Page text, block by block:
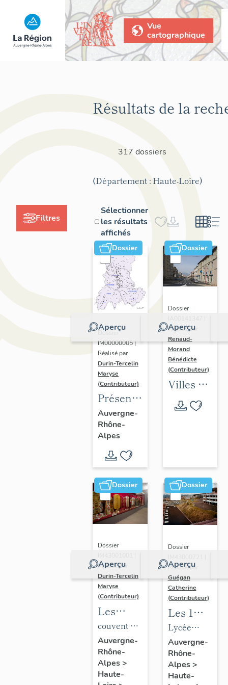
Vue
cartographique
Filtres
Résultats de la
317 dossiers
(Département : Haute-Loire)
Sélectionner
les résultats
affichés
Dossier
Aperçu
Dossier
IM00000005 |
Réalisé par
Durin-Tercelin
Maryse
(Contributeur)
Présentation
de
l’opération
tissus et
ornements
liturgiques
en
Auvergne
Auvergne-
Rhône-
Alpes
Dossier
Aperçu
Dossier
Réalisé par
Renaud-
Morand
Bénédicte
(Contributeur)
Villes en
Auvergne
: les
Dossier
Aperçu
Dossier
Réalisé par
Durin-Tercelin
Maryse
(Contributeur)
Les
ornements
liturgiques
du
musée
couvent de
dominicaines
actuellement
musée dit
Historial
Auvergne-
Rhône-
Alpes>
Haute-
Dossier
Aperçu
Dossier
Réalisé par
Guégan
Catherine
(Contributeur)
Les 1%
artistiques
du lycée
Charles-
et-
Lycée
classique
et
technique
Auvergne-
Rhône-
Alpes>
Haute-